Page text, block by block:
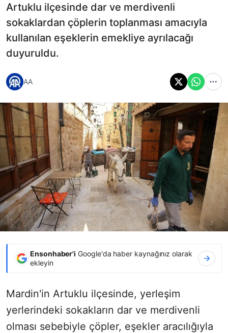
Artuklu ilçesinde dar ve merdivenli
sokaklardan çöplerin toplanması amacıyla
kullanılan eşeklerin emekliye ayrılacağı
duyuruldu.
AA
Ensonhaber'i Google'da haber kaynağınız olarak
ekleyin
Mardin'in Artuklu ilçesinde, yerleşim
yerlerindeki sokakların dar ve merdivenli
olması sebebiyle çöpler, eşekler aracılığıyla